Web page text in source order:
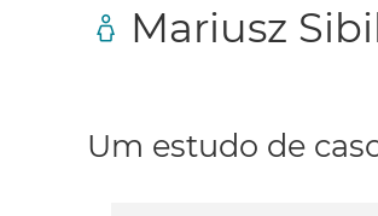
Mariusz
Um estudo de